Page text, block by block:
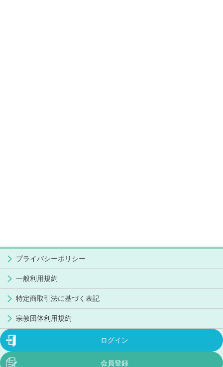
プライバシーポリシー
一般利用規約
特定商取引法に基づく表記
宗教団体利用規約
ログイン
会員登録